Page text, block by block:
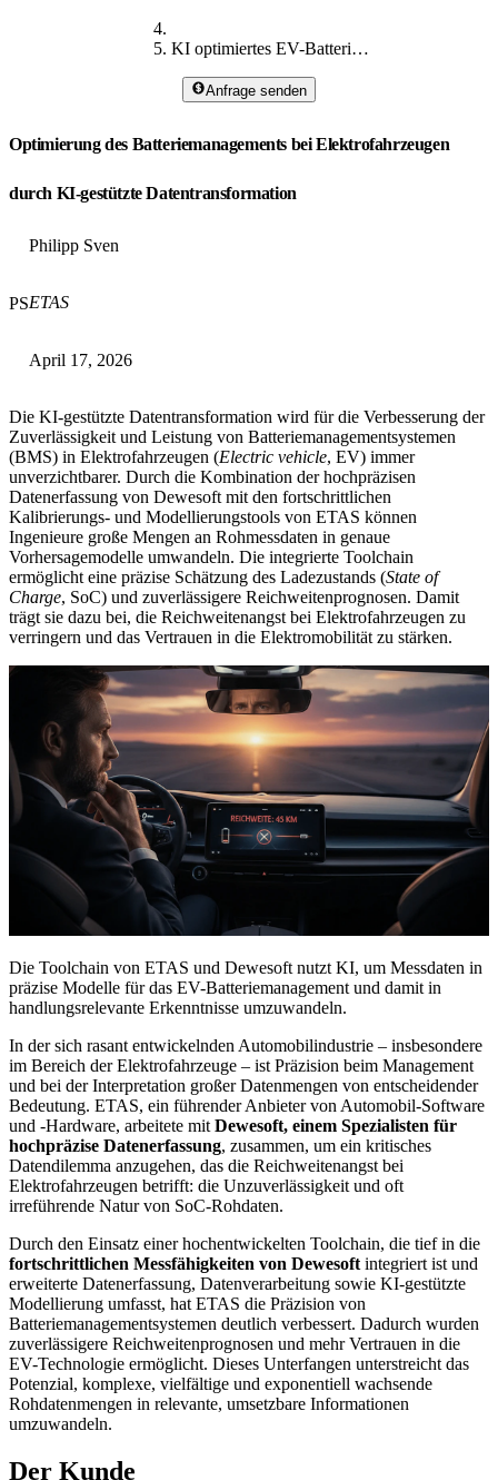
KI optimiertes EV-Batteriemanagement
Anfrage senden
Optimierung des Batteriemanagements bei Elektrofahrzeugen
durch KI-gestützte Datentransformation
PS
Philipp Sven
ETAS
April 17, 2026
Die KI-gestützte Datentransformation wird für die Verbesserung der
Zuverlässigkeit und Leistung von Batteriemanagementsystemen
(BMS) in Elektrofahrzeugen (Electric vehicle, EV) immer
unverzichtbarer. Durch die Kombination der hochpräzisen
Datenerfassung von Dewesoft mit den fortschrittlichen
Kalibrierungs- und Modellierungstools von ETAS können
Ingenieure große Mengen an Rohmessdaten in genaue
Vorhersagemodelle umwandeln. Die integrierte Toolchain
ermöglicht eine präzise Schätzung des Ladezustands (State of
Charge, SoC) und zuverlässigere Reichweitenprognosen. Damit
trägt sie dazu bei, die Reichweitenangst bei Elektrofahrzeugen zu
verringern und das Vertrauen in die Elektromobilität zu stärken.
Die Toolchain von ETAS und Dewesoft nutzt KI, um Messdaten in
präzise Modelle für das EV-Batteriemanagement und damit in
handlungsrelevante Erkenntnisse umzuwandeln.
In der sich rasant entwickelnden Automobilindustrie – insbesondere
im Bereich der Elektrofahrzeuge – ist Präzision beim Management
und bei der Interpretation großer Datenmengen von entscheidender
Bedeutung. ETAS, ein führender Anbieter von Automobil-Software
und -Hardware, arbeitete mit Dewesoft, einem Spezialisten für
hochpräzise Datenerfassung, zusammen, um ein kritisches
Datendilemma anzugehen, das die Reichweitenangst bei
Elektrofahrzeugen betrifft: die Unzuverlässigkeit und oft
irreführende Natur von SoC-Rohdaten.
Durch den Einsatz einer hochentwickelten Toolchain, die tief in die
fortschrittlichen Messfähigkeiten von Dewesoft integriert ist und
erweiterte Datenerfassung, Datenverarbeitung sowie KI-gestützte
Modellierung umfasst, hat ETAS die Präzision von
Batteriemanagementsystemen deutlich verbessert. Dadurch wurden
zuverlässigere Reichweitenprognosen und mehr Vertrauen in die
EV-Technologie ermöglicht. Dieses Unterfangen unterstreicht das
Potenzial, komplexe, vielfältige und exponentiell wachsende
Rohdatenmengen in relevante, umsetzbare Informationen
umzuwandeln.
Der Kunde